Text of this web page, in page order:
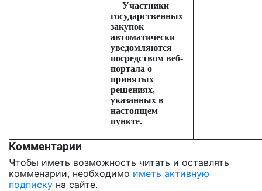
Участники
государственных
закупок
автоматически
уведомляются
посредством веб-
портала о
принятых
решениях,
указанных в
настоящем
пункте.
Комментарии
Чтобы иметь возможность читать и оставлять
комменарии, необходимо иметь активную
подписку на сайте.